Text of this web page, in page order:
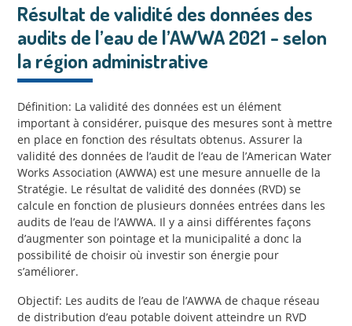
Résultat de validité des données des
audits de l’eau de l’AWWA 2021 - selon
la région administrative
Définition: La validité des données est un élément
important à considérer, puisque des mesures sont à mettre
en place en fonction des résultats obtenus. Assurer la
validité des données de l’audit de l’eau de l’American Water
Works Association (AWWA) est une mesure annuelle de la
Stratégie. Le résultat de validité des données (RVD) se
calcule en fonction de plusieurs données entrées dans les
audits de l’eau de l’AWWA. Il y a ainsi différentes façons
d’augmenter son pointage et la municipalité a donc la
possibilité de choisir où investir son énergie pour
s’améliorer.
Objectif: Les audits de l’eau de l’AWWA de chaque réseau
de distribution d’eau potable doivent atteindre un RVD